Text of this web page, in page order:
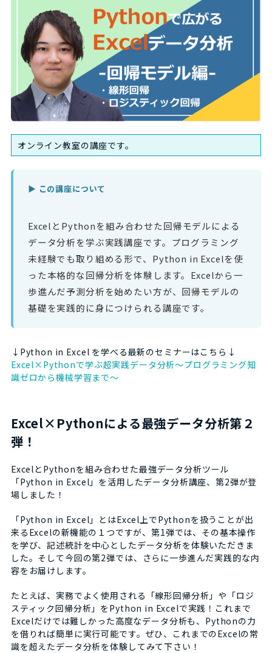
オンライン教室の講座です。
▶ この講座について
ExcelとPythonを組み合わせた回帰モデルによる
データ分析を学ぶ実践講座です。プログラミング
未経験でも取り組める形で、Python in Excelを使
った本格的な回帰分析を体験します。Excelから一
歩進んだ予測分析を始めたい方が、回帰モデルの
基礎を実践的に身につけられる講座です。
↓Python in Excel を学べる最新のセミナーはこちら↓
Excel×Pythonで学ぶ超実践データ分析～プログラミング知
識ゼロから機械学習まで～
Excel×Pythonによる最強データ分析第２
弾！
ExcelとPythonを組み合わせた最強データ分析ツール
「Python in Excel」を活用したデータ分析講座、第2弾が登
場しました！
「Python in Excel」とはExcel上でPythonを扱うことが出
来るExcelの新機能の１つですが、第1弾では、その基本操作
を学び、記述統計を中心としたデータ分析を体験いただきま
した。そして今回の第2弾では、さらに一歩進んだ実践的な内
容をお届けします。
たとえば、実務でよく使用される「線形回帰分析」や「ロジ
スティック回帰分析」をPython in Excelで実践！これまで
Excelだけでは難しかった高度なデータ分析も、Pythonの力
を借りれば簡単に実行可能です。ぜひ、これまでのExcelの常
識を超えたデータ分析を体験してみて下さい！